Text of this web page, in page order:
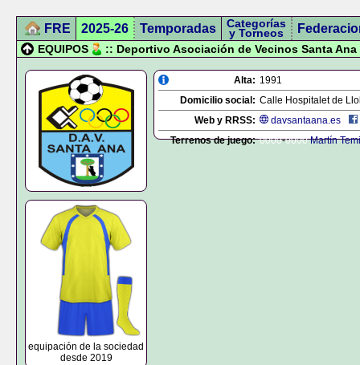
FRE 2025-26 Temporadas Categorías
y Torneos
EQUIPOS :: Deportivo Asociación de Vecinos Santa Ana
equipación de la sociedad
desde 2019
Alta: 1991
Domicilio social: Calle Hospitalet de
Web y RRSS:
davsantaana.es
Terrenos de juego: 0000-0000 Martín